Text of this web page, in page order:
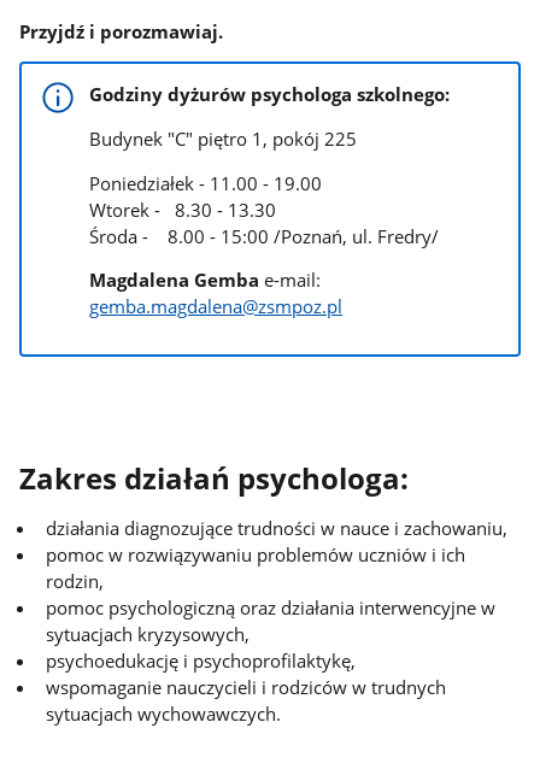
Przyjdź i porozmawiaj.
Godziny dyżurów psychologa szkolnego:
Budynek "C" piętro 1, pokój 225
Poniedziałek - 11.00 - 19.00
Wtorek - 8.30 - 13.30
Środa - 8.00 - 15:00 /Poznań, ul. Fredry/
Magdalena Gemba e-mail:
gemba.magdalena@zsmpoz.pl
Zakres działań psychologa:
działania diagnozujące trudności w nauce i zachowaniu,
pomoc w rozwiązywaniu problemów uczniów i ich
rodzin,
pomoc psychologiczną oraz działania interwencyjne w
sytuacjach kryzysowych,
psychoedukację i psychoprofilaktykę,
wspomaganie nauczycieli i rodziców w trudnych
sytuacjach wychowawczych.